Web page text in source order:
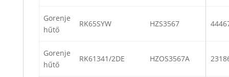
Gorenje
hűtő
RK65SYW HZS3567
Gorenje
hűtő
RK61341/2DE HZOS3567A